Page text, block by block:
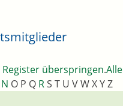
überspringen.Alle
N O P Q RS T U VWXYZ